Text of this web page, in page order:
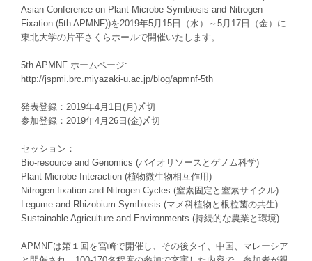
Asian Conference on Plant-Microbe Symbiosis and Nitrogen
Fixation (5th APMNF))を2019年5月15日（水）～5月17日（金）に
東北大学の片平さくらホールで開催いたします。
5th APMNF ホームページ:
http://jspmi.brc.miyazaki-u.ac.jp/blog/apmnf-5th
発表登録：2019年4月1日(月)〆切
参加登録：2019年4月26日(金)〆切
セッション：
Bio-resource and Genomics (バイオリソースとゲノム科学)
Plant-Microbe Interaction (植物微生物相互作用)
Nitrogen fixation and Nitrogen Cycles (窒素固定と窒素サイクル)
Legume and Rhizobium Symbiosis (マメ科植物と根粒菌の共生)
Sustainable Agriculture and Environments (持続的な農業と環境)
APMNFは第１回を宮崎で開催し、その後タイ、中国、マレーシア